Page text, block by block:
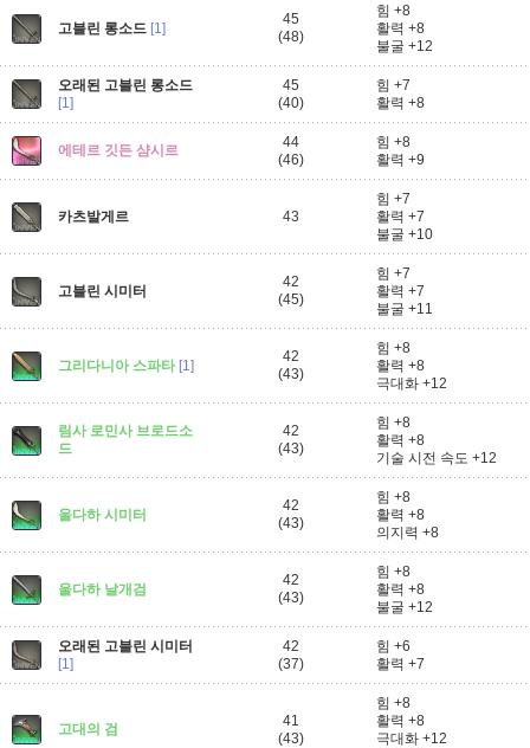
고블린 롱소드 [1]
45
(48)
힘 +8
활력 +8
불굴 +12
오래된 고블린 롱소드
[1]
45
(40)
힘 +7
활력 +8
에테르 깃든 샴시르
44
(46)
힘 +8
활력 +9
카츠발게르 43
힘 +7
활력 +7
불굴 +10
고블린 시미터
42
(45)
힘 +7
활력 +7
불굴 +11
그리다니아 스파타 [1]
42
(43)
힘 +8
활력 +8
극대화 +12
림사 로민사 브로드소
드
42
(43)
힘 +8
활력 +8
기술 시전 속도 +12
울다하 시미터
42
(43)
힘 +8
활력 +8
의지력 +8
울다하 날개검
42
(43)
힘 +8
활력 +8
불굴 +12
오래된 고블린 시미터
[1]
42
(37)
힘 +6
활력 +7
고대의 검
41
(43)
힘 +8
활력 +8
극대화 +12